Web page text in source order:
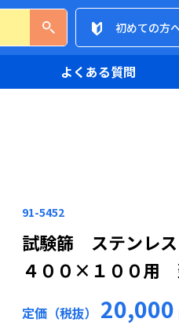
初めての方
よくある質問
91-5452
試験篩 ステンレス
４００×１００用
定価（税抜） 20,000